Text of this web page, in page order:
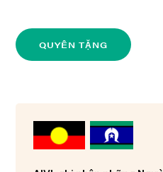
QUYÊN TẶNG